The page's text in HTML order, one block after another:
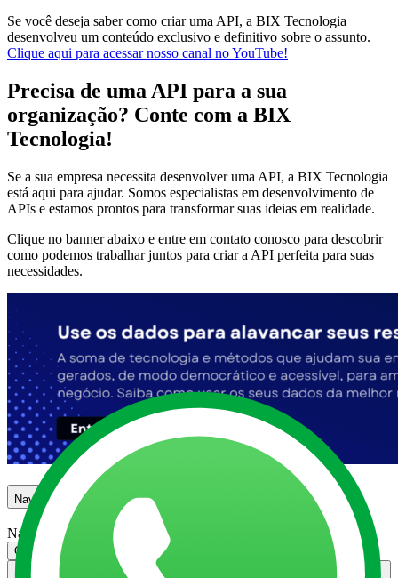
Se você deseja saber como criar uma API, a BIX Tecnologia
desenvolveu um conteúdo exclusivo e definitivo sobre o assunto.
Clique aqui para acessar nosso canal no YouTube!
Precisa de uma API para a sua
organização? Conte com a BIX
Tecnologia!
Se a sua empresa necessita desenvolver uma API, a BIX Tecnologia
está aqui para ajudar. Somos especialistas em desenvolvimento de
APIs e estamos prontos para transformar suas ideias em realidade.
Clique no banner abaixo e entre em contato conosco para descobrir
como podemos trabalhar juntos para criar a API perfeita para suas
necessidades.
Navegação
Navegação
O que são APIs?
O que são APIs?
Quais os pontos positivos das APIs?
Quais os pontos positivos das